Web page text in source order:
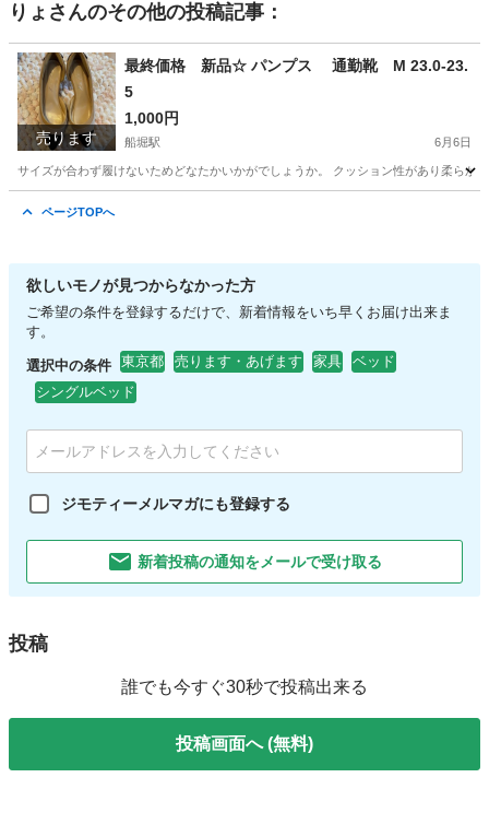
りょ さんのその他の投稿記事：
売ります
最終価格 新品☆ パンプス 通勤靴 M 23.0-23.
5
1,000円
船堀駅 6月6日
サイズが合わず履けないためどなたかいかがでしょうか。 クッション性があり柔ら
ページTOPへ
欲しいモノが見つからなかった方
ご希望の条件を登録するだけで、新着情報をいち早くお届け出来ま
す。
選択中の条件 東京都 売ります・あげます 家具
ベッド
シングルベッド
ジモティーメルマガにも登録する
新着投稿の通知をメールで受け取る
投稿
誰でも今すぐ30秒で投稿出来る
投稿画面へ (無料)